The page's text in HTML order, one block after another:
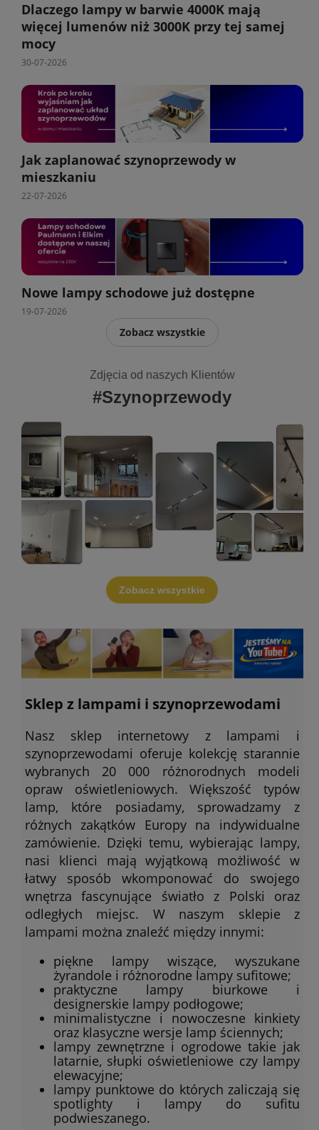
Dlaczego lampy w barwie 4000K mają
więcej lumenów niż 3000K przy tej samej
mocy
30-07-2026
Jak zaplanować szynoprzewody w
mieszkaniu
22-07-2026
Nowe lampy schodowe już dostępne
19-07-2026
Zobacz wszystkie
Zdjęcia od naszych Klientów
#Szynoprzewody
Zobacz wszystkie
Sklep z lampami i szynoprzewodami
Nasz sklep internetowy z lampami i
szynoprzewodami oferuje kolekcję starannie
wybranych 20 000 różnorodnych modeli
opraw oświetleniowych. Większość typów
lamp, które posiadamy, sprowadzamy z
różnych zakątków Europy na indywidualne
zamówienie. Dzięki temu, wybierając lampy,
nasi klienci mają wyjątkową możliwość w
łatwy sposób wkomponować do swojego
wnętrza fascynujące światło z Polski oraz
odległych miejsc. W naszym sklepie z
lampami można znaleźć między innymi:
piękne lampy wiszące, wyszukane
żyrandole i różnorodne lampy sufitowe;
praktyczne lampy biurkowe i
designerskie lampy podłogowe;
minimalistyczne i nowoczesne kinkiety
oraz klasyczne wersje lamp ściennych;
lampy zewnętrzne i ogrodowe takie jak
latarnie, słupki oświetleniowe czy lampy
elewacyjne;
lampy punktowe do których zaliczają się
spotlighty i lampy do sufitu
podwieszanego.